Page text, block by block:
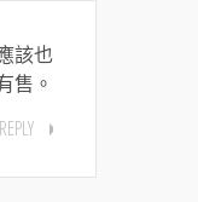
該也
售。
REPLY